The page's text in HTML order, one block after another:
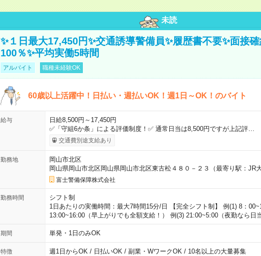
未読
✨１日最大17,450円✨交通誘導警備員✨履歴書不要✨面接
100％✨平均実働5時間
アルバイト 職種未経験OK
60歳以上活躍中！日払い・週払いOK！週1日～OK！のバイト
給与
日給8,500円～17,450円
✅「守組6か条」による評価制度！✅ 通常日当は8,500円ですが上記評…
交通費別途支給あり
勤務地
岡山市北区
岡山県岡山市北区岡山県岡山市北区東古松４８０－２３（最寄り駅：JR大
富士警備保障株式会社
勤務時間
シフト制
1日あたりの実働時間：最大7時間15分/日 【完全シフト制】 例(1) 8：
13:00~16:00（早上がりでも全額支給！） 例(3) 21:00~5:00（夜勤なら日
期間 単発・1日のみOK
特徴 週1日からOK / 日払いOK / 副業・WワークOK / 10名以上の大量募集